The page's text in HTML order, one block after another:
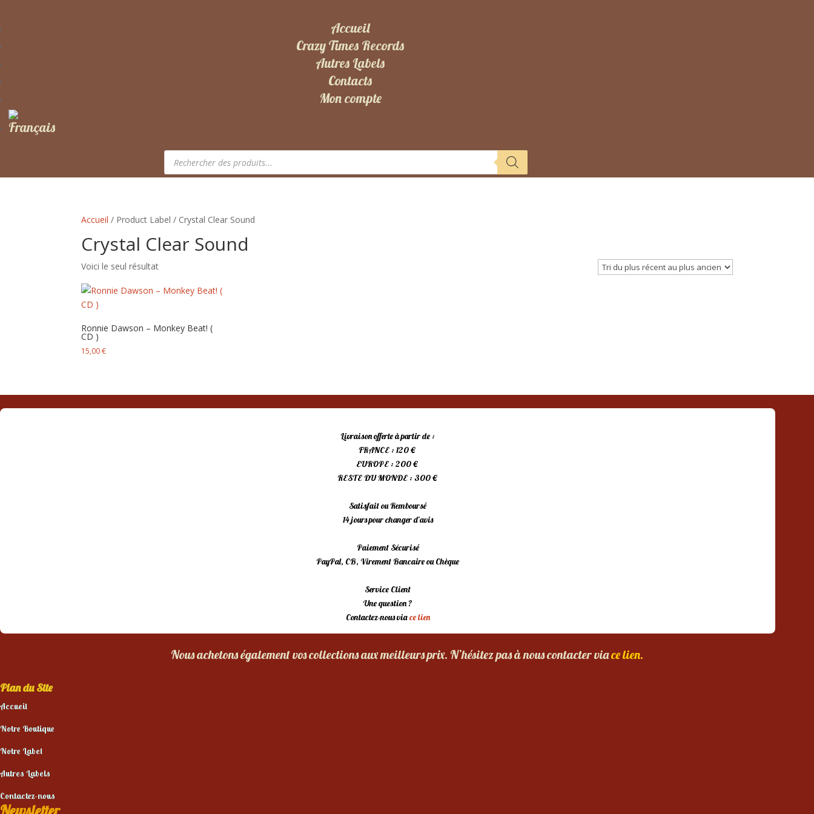
Accueil
Crazy Times Records
Autres Labels
Contacts
Mon compte
Recherche
produits
Accueil / Product Label / Crystal Clear Sound
Crystal Clear Sound
Voici le seul résultat
Ronnie Dawson – Monkey Beat! (
CD )
15,00€
Livraison offerte à partir de :
FRANCE : 120 €
EUROPE : 200 €
RESTE DU MONDE : 300 €
Satisfait ou Remboursé
14 jours pour changer d’avis
Paiement Sécurisé
PayPal, CB, Virement Bancaire ou Chèque
Service Client
Une question ?
Contactez-nous viace lien
Nous achetons également vos collections aux meilleurs prix. N’hésitez pas à nous contacter viace lien.
Plan du Site
Accueil
Notre Boutique
Notre Label
Autres Labels
Contactez-nous
Newsletter